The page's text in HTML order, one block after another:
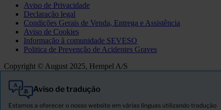
Aviso de Privacidade
Declaração legal
Condições Gerais de Venda, Entrega e Assistência
Aviso de Cookies
Informação à comunidade SEVESO
Politica de Prevenção de Acidentes Graves
Copyright © August 2025, Hempel A/S
Aviso de tradução
Estamos a oferecer o nosso website em várias línguas utilizando tradução
Tudo
Produtos